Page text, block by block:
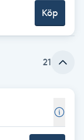
Köp
21